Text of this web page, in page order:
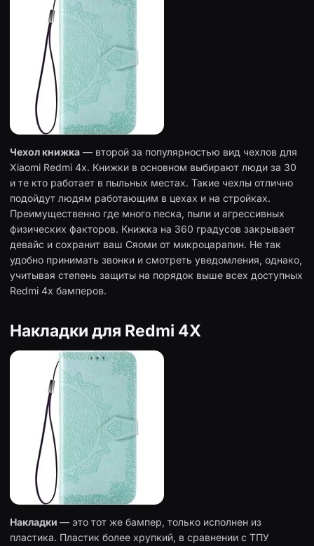
Чехол книжка — второй за популярностью вид чехлов для
Xiaomi Redmi 4x. Книжки в основном выбирают люди за 30
и те кто работает в пыльных местах. Такие чехлы отлично
подойдут людям работающим в цехах и на стройках.
Преимущественно где много песка, пыли и агрессивных
физических факторов. Книжка на 360 градусов закрывает
девайс и сохранит ваш Сяоми от микроцарапин. Не так
удобно принимать звонки и смотреть уведомления, однако,
учитывая степень защиты на порядок выше всех доступных
Redmi 4x бамперов.
Накладки для Redmi 4X
Накладки — это тот же бампер, только исполнен из
пластика. Пластик более хрупкий, в сравнении с ТПУ